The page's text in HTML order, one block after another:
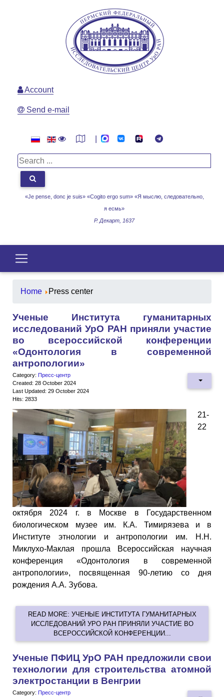
«Je pense, donc je suis» «Cogito ergo sum» «Я мыслю, следовательно,
я есмь»
Р. Декарт, 1637
Account
Send e-mail
Home Press center
Ученые Института гуманитарных
исследований УрО РАН приняли участие
во всероссийской конференции
«Одонтология в современной
антропологии»
Category: Пресс-центр
Created: 28 October 2024
Last Updated: 29 October 2024
Hits: 2833
21-
22
октября 2024 г. в Москве в Государственном
биологическом музее им. К.А. Тимирязева и в
Институте этнологии и антропологии им. Н.Н.
Миклухо-Маклая прошла Всероссийская научная
конференция «Одонтология в современной
антропологии», посвященная 90-летию со дня
рождения А.А. Зубова.
READ MORE: УЧЕНЫЕ ИНСТИТУТА ГУМАНИТАРНЫХ
ИССЛЕДОВАНИЙ УРО РАН ПРИНЯЛИ УЧАСТИЕ ВО
ВСЕРОССИЙСКОЙ КОНФЕРЕНЦИИ...
Ученые ПФИЦ УрО РАН предложили свои
технологии для строительства атомной
электростанции в Венгрии
Category: Пресс-центр